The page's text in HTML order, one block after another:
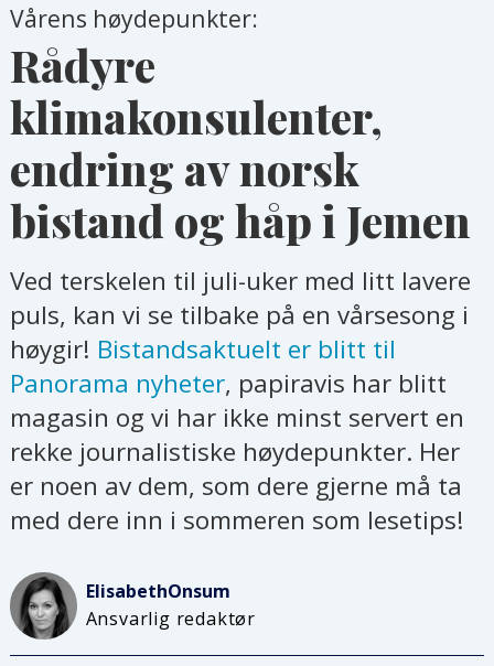
Vårens høydepunkter:
Rådyre
klimakonsulenter,
endring av norsk
bistand og håp i Jemen
Ved terskelen til juli-uker med litt lavere
puls, kan vi se tilbake på en vårsesong i
høygir! Bistandsaktuelt er blitt til
Panorama nyheter, papiravis har blitt
magasin og vi har ikke minst servert en
rekke journalistiske høydepunkter. Her
er noen av dem, som dere gjerne må ta
med dere inn i sommeren som lesetips!
ElisabethOnsum
Ansvarlig redaktør